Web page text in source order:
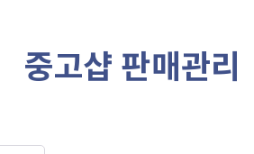
중고샵 판매관리